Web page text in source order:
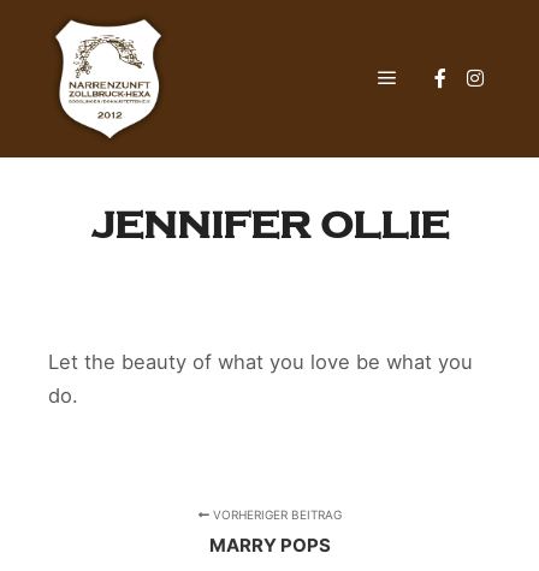
JENNIFER OLLIE
Let the beauty of what you love be what you
do.
VORHERIGER BEITRAG
MARRY POPS